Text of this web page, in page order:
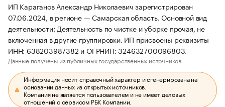
ИП Караганов Александр Николаевич зарегистрирован
07.06.2024, в регионе — Самарская область. Основной вид
деятельности: Деятельность по чистке и уборке прочая, не
включенная в другие группировки. ИП присвоены реквизиты
ИНН: 638203987382 и ОГРНИП: 324632700096803.
Данные получены из публичных государственных источников.
Информация носит справочный характер и сгенерирована на
основании данных из открытых источников.
Компания не является пользователем и не имеет деловых
отношений с сервисом РБК Компании.